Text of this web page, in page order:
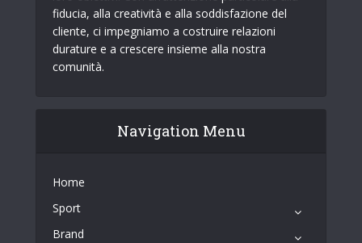
fiducia, alla creatività e alla soddisfazione del
cliente, ci impegniamo a costruire relazioni
durature e a crescere insieme alla nostra
comunità.
Navigation Menu
Home
Sport
Brand